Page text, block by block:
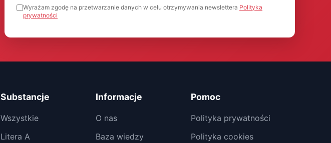
Wyrażam zgodę na przetwarzanie danych w celu otrzymywania newslettera Polityka
prywatności
Substancje
Wszystkie
Litera A
Informacje
O nas
Baza wiedzy
Pomoc
Polityka prywatności
Polityka cookies